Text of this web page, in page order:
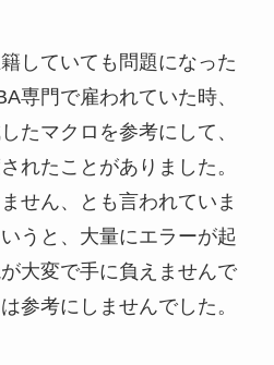
していても問題になった
専門で雇われていた時、
たマクロを参考にして、
れたことがありました。
せん、とも言われていま
うと、大量にエラーが起
大変で手に負えませんで
参考にしませんでした。